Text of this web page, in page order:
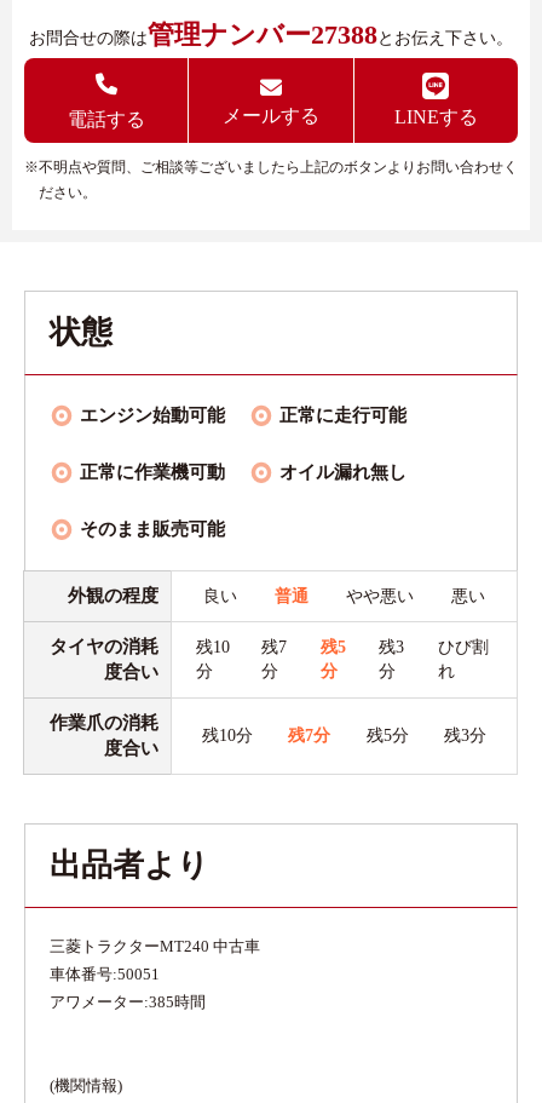
お問合せの際は管理ナンバー27388とお伝え下さい。
電話する メールする LINEする
※不明点や質問、ご相談等ございましたら上記のボタンよりお問い合わせく
ださい。
状態
エンジン始動可能 正常に走行可能
正常に作業機可動 オイル漏れ無し
そのまま販売可能
外観の程度 良い 普通 やや悪い 悪い
タイヤの消耗
度合い
残10
分
残7
分
残5
分
残3
分
ひび割
れ
作業爪の消耗
度合い
残10分 残7分 残5分 残3分
出品者より
三菱トラクターMT240 中古車
車体番号:50051
アワメーター:385時間
(機関情報)